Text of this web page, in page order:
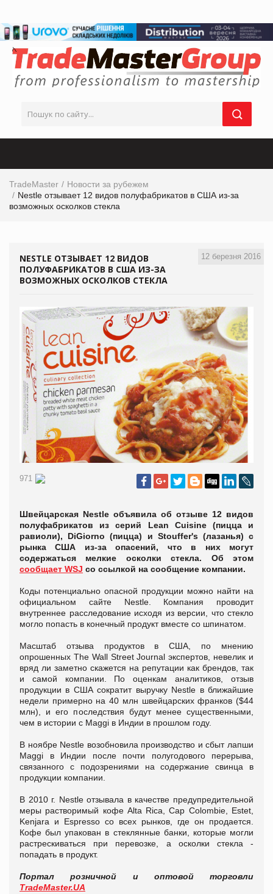
TradeMaster
Новости за рубежем
Nestle отзывает 12 видов полуфабрикатов в США из-за
возможных осколков стекла
12 березня 2016
NESTLE ОТЗЫВАЕТ 12 ВИДОВ
ПОЛУФАБРИКАТОВ В США ИЗ-ЗА
ВОЗМОЖНЫХ ОСКОЛКОВ СТЕКЛА
971
Швейцарская Nestle объявила об отзыве 12 видов
полуфабрикатов из серий Lean Cuisine (пицца и
равиоли), DiGiorno (пицца) и Stouffer's (лазанья) с
рынка США из-за опасений, что в них могут
содержаться мелкие осколки стекла. Об этом
сообщает WSJ со ссылкой на сообщение компании.
Коды потенциально опасной продукции можно найти на
официальном сайте Nestle. Компания проводит
внутреннее расследование исходя из версии, что стекло
могло попасть в конечный продукт вместе со шпинатом.
Масштаб отзыва продуктов в США, по мнению
опрошенных The Wall Street Journal экспертов, невелик и
вряд ли заметно скажется на репутации как брендов, так
и самой компании. По оценкам аналитиков, отзыв
продукции в США сократит выручку Nestle в ближайшие
недели примерно на 40 млн швейцарских франков ($44
млн), и его последствия будут менее существенными,
чем в истории с Maggi в Индии в прошлом году.
В ноябре Nestle возобновила производство и сбыт лапши
Maggi в Индии после почти полугодового перерыва,
связанного с подозрениями на содержание свинца в
продукции компании.
В 2010 г. Nestle отзывала в качестве предупредительной
меры растворимый кофе Alta Rica, Cap Colombie, Estet,
Kenjara и Espresso со всех рынков, где он продается.
Кофе был упакован в стеклянные банки, которые могли
растрескиваться при перевозке, а осколки стекла -
попадать в продукт.
Портал розничной и оптовой торговли
TradeMaster.UA